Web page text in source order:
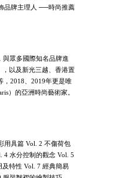
品牌主理人 ──時尚推薦
與眾多國際知名品牌進
以及新光三越、香港置
，2018、2019年更是唯
）的亞洲時尚藝術家。
用具篇 Vol. 2 不傷荷包
4 水分控制的觀念 Vol. 5
特性 Vol. 7 經典簡易